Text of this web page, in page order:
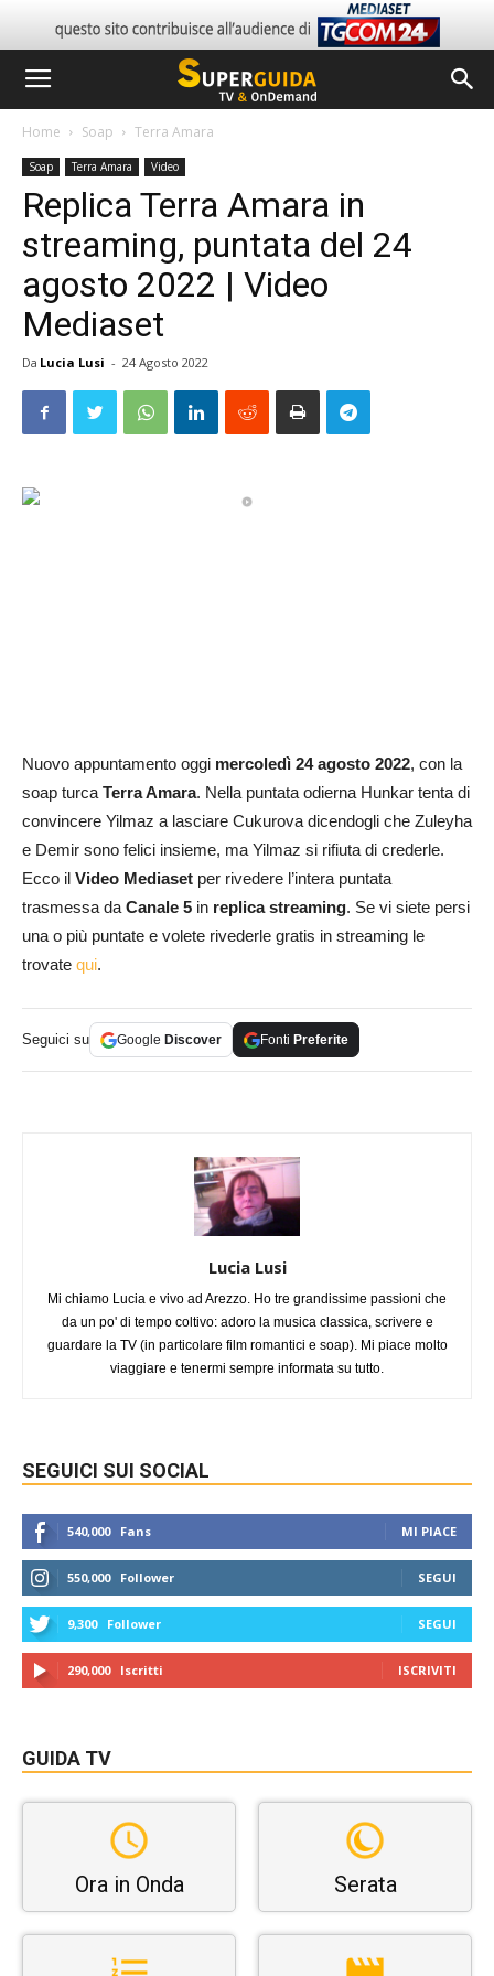
Home Soap Terra Amara
Soap Terra Amara Video
Replica Terra Amara in
streaming, puntata del 24
agosto 2022 | Video
Mediaset
Da Lucia Lusi - 24 Agosto 2022
Nuovo appuntamento oggi mercoledì 24 agosto 2022, con la
soap turcaTerra Amara. Nella puntata odierna Hunkar tenta di
convincere Yilmaz a lasciare Cukurova dicendogli che Zuleyha
e Demir sono felici insieme, ma Yilmaz si rifiuta di crederle.
Ecco il Video Mediaset per rivedere l’intera puntata
trasmessa daCanale 5 in replica streaming. Se vi siete persi
una o più puntate e volete rivederle gratis in streaming le
trovate qui.
Seguici su Google Discover Fonti Preferite
Lucia Lusi
Mi chiamo Lucia e vivo ad Arezzo. Ho tre grandissime passioni che
da un po' di tempo coltivo: adoro la musica classica, scrivere e
guardare la TV (in particolare film romantici e soap). Mi piace molto
viaggiare e tenermi sempre informata su tutto.
SEGUICI SUI SOCIAL
540,000 Fans MI PIACE
550,000 Follower SEGUI
9,300 Follower SEGUI
290,000 Iscritti ISCRIVITI
GUIDA TV
Ora in Onda Serata